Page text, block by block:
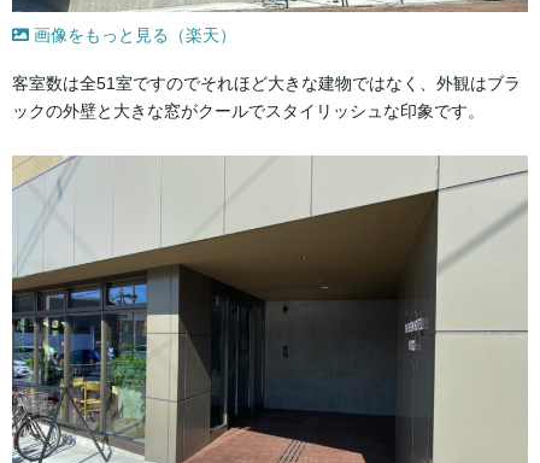
画像をもっと見る（楽天）
客室数は全51室ですのでそれほど大きな建物ではなく、外観はブラ
ックの外壁と大きな窓がクールでスタイリッシュな印象です。